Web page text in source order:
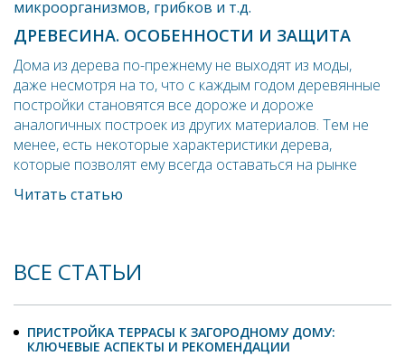
ДРЕВЕСИНА. ОСОБЕННОСТИ И ЗАЩИТА
Дома из дерева по-прежнему не выходят из моды,
даже несмотря на то, что с каждым годом деревянные
постройки становятся все дороже и дороже
аналогичных построек из других материалов. Тем не
менее, есть некоторые характеристики дерева,
которые позволят ему всегда оставаться на рынке
Читать статью
ВСЕ СТАТЬИ
ПРИСТРОЙКА ТЕРРАСЫ К ЗАГОРОДНОМУ ДОМУ:
КЛЮЧЕВЫЕ АСПЕКТЫ И РЕКОМЕНДАЦИИ